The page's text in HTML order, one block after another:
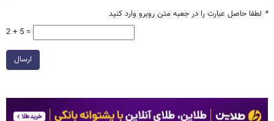
* لطفا حاصل عبارت را در جعبه متن روبرو وارد کنید
2 + 5 =
ارسال